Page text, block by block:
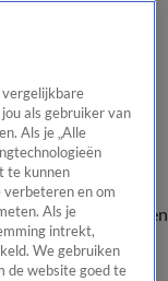
gezichten
In de
Kijkersvraag insturen
vergelijkbare
als gebruiker van
Als je „Alle
te kunnen
verbeteren en om
Als je
intrekt,
We gebruiken
de website goed te